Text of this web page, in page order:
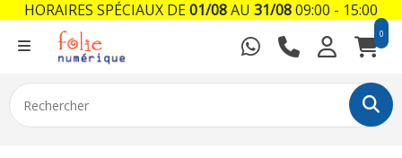
0
HORAIRES SPÉCIAUX DE01/08AU 31/0809:00 - 15:00